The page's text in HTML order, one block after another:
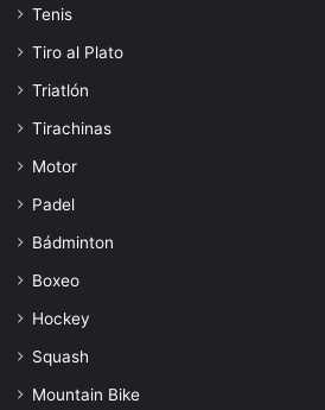
Tenis
Tiro al Plato
Triatlón
Tirachinas
Motor
Padel
Bádminton
Boxeo
Hockey
Squash
Mountain Bike